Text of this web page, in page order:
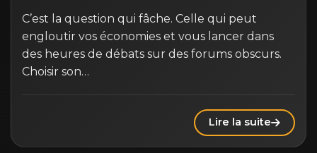
C’est la question qui fâche. Celle qui peut
engloutir vos économies et vous lancer dans
des heures de débats sur des forums obscurs.
Choisir son…
Lire la suite